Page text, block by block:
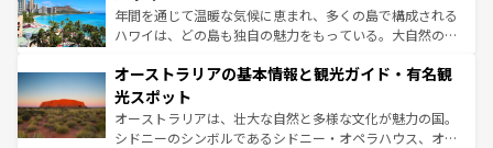
ンメントが詰まった刺激的なスポットだ。一方、アメリカ
西部には大自然が広がり、グランドキャニオンやイエロー
部のニューオーリンズでは、音楽と美食が融合した独特の
文化が魅力。旅行者はアメリカの各地域で異なる魅力を楽
しみながら、その多様性と豊かな歴史を感じることができ
るだろう。車でのロードトリップや列車の旅も、アメリカ
年間を通じて温暖な気候に恵まれ、多くの島で構成される
ハワイは、どの島も独自の魅力をもっている。大自然の神
ワイ島は見逃せない。また、定番の観光地といえばオアフ
島だが、静かな自然を求めるならマウイ島やカウアイ島が
おすすめ。エメラルドグリーンに輝く海をはじめ、豊かな
文化や歴史が息づいている。「アロハスピリット」と呼ば
オーストラリアの基本情報と観光ガイド・有名観
光スポット
オーストラリアは、壮大な自然と多様な文化が魅力の国。
シドニーのシンボルであるシドニー・オペラハウス、オー